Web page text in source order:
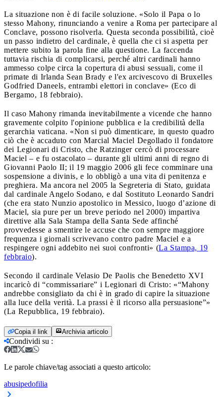
La situazione non è di facile soluzione. «Solo il Papa o lo
stesso Mahony, rinunciando a venire a Roma per partecipare al
Conclave, possono risolverla. Questa seconda possibilità, cioè
un passo indietro del cardinale, è quella che ci si aspetta per
mettere subito la parola fine alla questione. La faccenda
tuttavia rischia di complicarsi, perché altri cardinali hanno
ammesso colpe circa la copertura di abusi sessuali, come il
primate di Irlanda Sean Brady e l'ex arcivescovo di Bruxelles
Godfried Daneels, entrambi elettori in conclave» (Eco di
Bergamo, 18 febbraio).
Il caso Mahony rimanda inevitabilmente a vicende che hanno
gravemente colpito l'opinione pubblica e la credibilità della
gerarchia vaticana. «Non si può dimenticare, in questo quadro
ciò che è accaduto con Marcial Maciel Degollado il fondatore
dei Legionari di Cristo, che Ratzinger cercò di processare
Maciel – e fu ostacolato – durante gli ultimi anni di regno di
Giovanni Paolo II; il 19 maggio 2006 gli fece comminare una
sospensione a divinis, e lo obbligò a una vita di penitenza e
preghiera. Ma ancora nel 2005 la Segreteria di Stato, guidata
dal cardinale Angelo Sodano, e dal Sostituto Leonardo Sandri
(che era stato Nunzio apostolico in Messico, luogo d’azione di
Maciel, sia pure per un breve periodo nel 2000) impartiva
direttive alla Sala Stampa della Santa Sede affinché
provvedesse a smentire le accuse che con sempre maggiore
frequenza i giornali scrivevano contro padre Maciel e a
respingere ogni addebito nei suoi confronti» (La Stampa, 19
febbraio).
Secondo il cardinale Velasio De Paolis che Benedetto XVI
incaricò di “commissariare” i Legionari di Cristo: «“Mahony
andrebbe consigliato da chi è in grado di capire la situazione
alla luce della verità. La prassi è il ricorso alla persuasione”»
(La Repubblica, 19 febbraio).
Copia il link Archivia articolo
Condividi su :
Le parole chiave/tag associati a questo articolo:
abusipedofilia